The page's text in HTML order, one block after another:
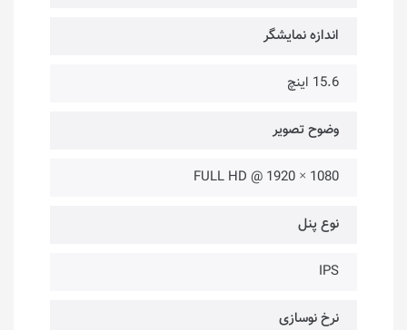
اندازه نمایشگر
15.6 اینچ
وضوح تصویر
1080 × 1920 @ FULL HD
نوع پنل
IPS
نرخ نوسازی